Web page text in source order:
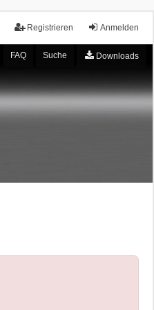
Anmelden
Registrieren
FAQ Suche Downloads